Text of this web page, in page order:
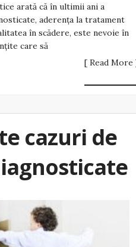
arată că în ultimii ani a
aderența la tratament
în scădere, este nevoie în
care să
[ Read More
cazuri de